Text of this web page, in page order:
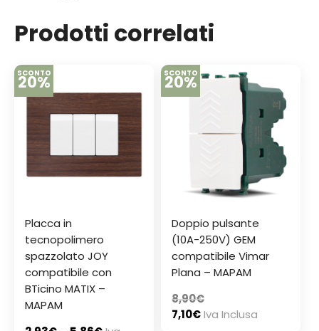
Prodotti correlati
SCONTO
20%
Placca in
tecnopolimero
spazzolato JOY
compatibile con
BTicino MATIX –
MAPAM
SCONTO
20%
Doppio pulsante
(10A-250V) GEM
compatibile Vimar
Plana – MAPAM
8,90€
7,10€Iva Inclusa